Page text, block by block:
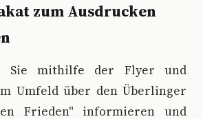
zum Ausdrucken
Sie mithilfe der Flyer und
Umfeld über den Überlinger
Frieden" informieren und